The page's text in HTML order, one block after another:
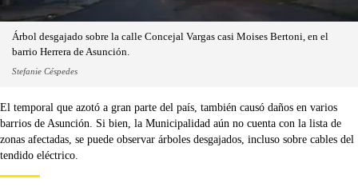
Árbol desgajado sobre la calle Concejal Vargas casi Moises Bertoni, en el
barrio Herrera de Asunción.
Stefanie Céspedes
El temporal que azotó a gran parte del país, también causó daños en varios
barrios de Asunción. Si bien, la Municipalidad aún no cuenta con la lista de
zonas afectadas, se puede observar árboles desgajados, incluso sobre cables del
tendido eléctrico.